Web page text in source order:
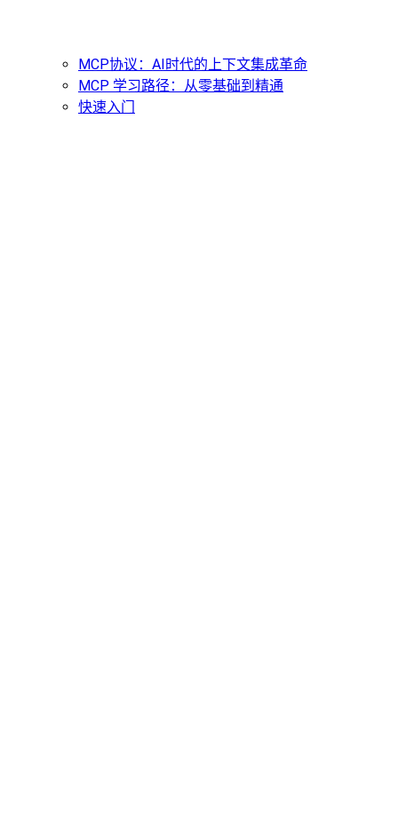
MCP协议：AI时代的上下文集成革命
MCP 学习路径：从零基础到精通
快速入门